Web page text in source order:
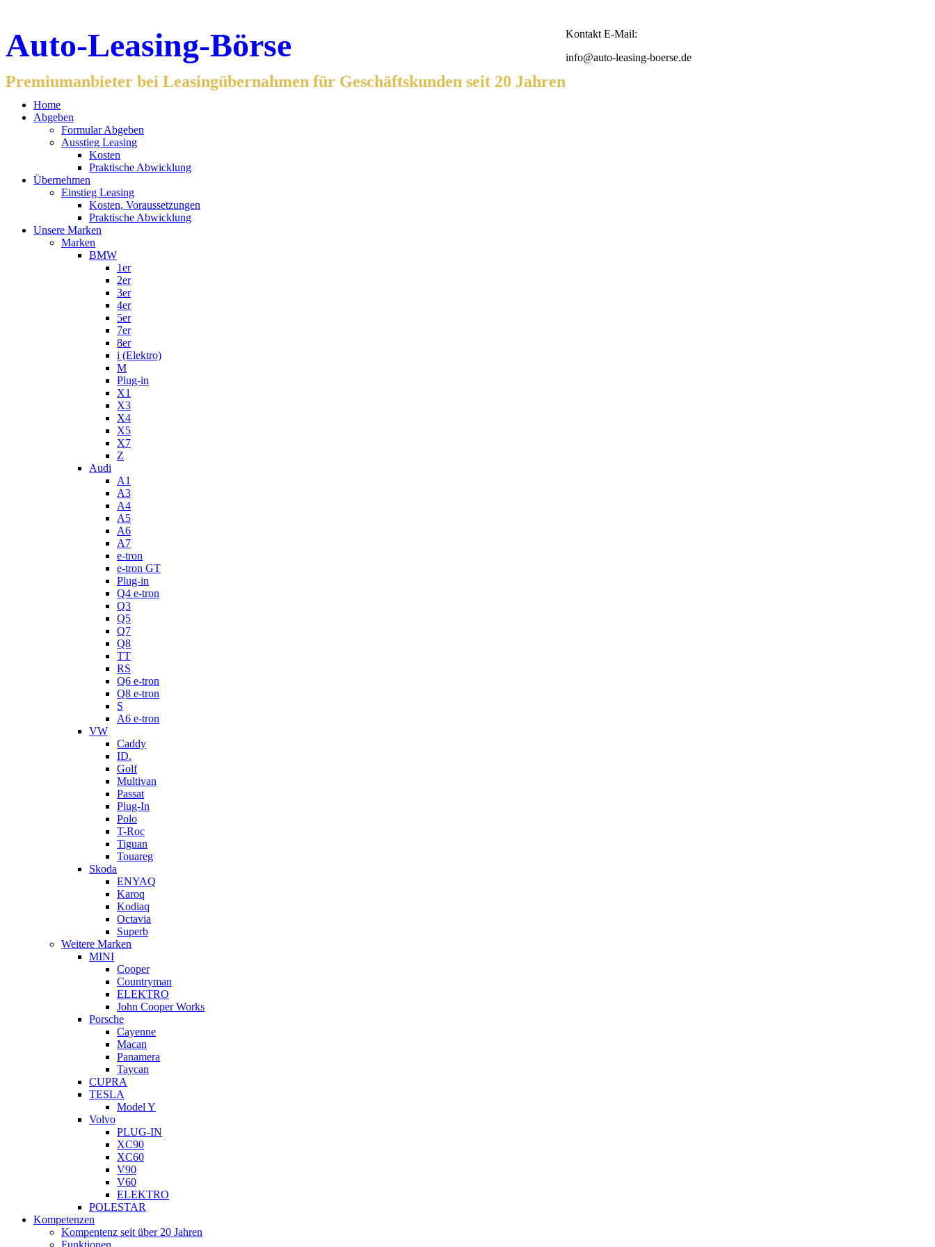
Auto-Leasing-Börse
Premiumanbieter bei Leasingübernahmen für Geschäftskunden seit 20 Jahren
Kontakt E-Mail:
info@auto-leasing-boerse.de
Home
Abgeben
Formular Abgeben
Ausstieg Leasing
Kosten
Praktische Abwicklung
Übernehmen
Einstieg Leasing
Kosten, Voraussetzungen
Praktische Abwicklung
Unsere Marken
Marken
BMW
1er
2er
3er
4er
5er
7er
8er
i (Elektro)
M
Plug-in
X1
X3
X4
X5
X7
Z
Audi
A1
A3
A4
A5
A6
A7
e-tron
e-tron GT
Plug-in
Q4 e-tron
Q3
Q5
Q7
Q8
TT
RS
Q6 e-tron
Q8 e-tron
S
A6 e-tron
VW
Caddy
ID.
Golf
Multivan
Passat
Plug-In
Polo
T-Roc
Tiguan
Touareg
Skoda
ENYAQ
Karoq
Kodiaq
Octavia
Superb
Weitere Marken
MINI
Cooper
Countryman
ELEKTRO
John Cooper Works
Porsche
Cayenne
Macan
Panamera
Taycan
CUPRA
TESLA
Model Y
Volvo
PLUG-IN
XC90
XC60
V90
V60
ELEKTRO
POLESTAR
Kompetenzen
Kompentenz seit über 20 Jahren